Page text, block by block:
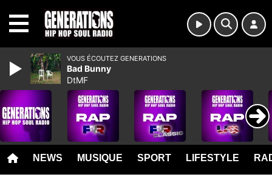
NEWS MUSIQUE SPORT LIFESTYLE
VOUS ÉCOUTEZ GENERATIONS
Bad Bunny
DtMF